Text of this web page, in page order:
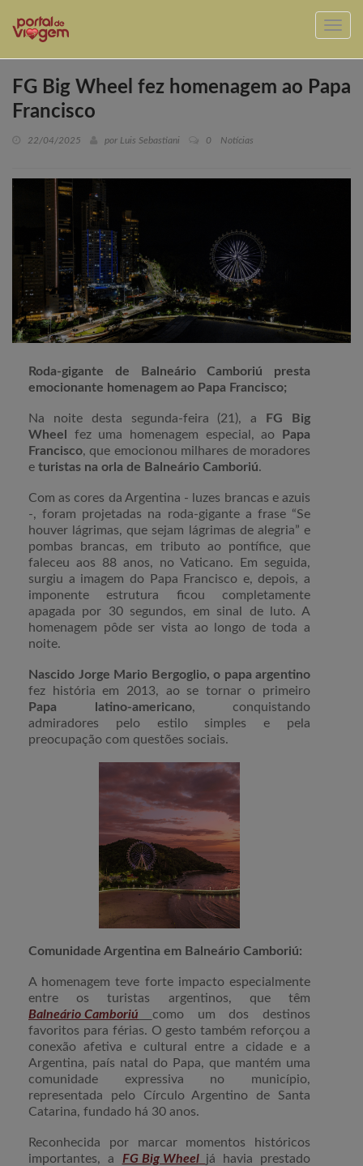
FG Big Wheel fez homenagem ao Papa
Francisco
22/04/2025 por Luis Sebastiani 0 Notícias
Roda-gigante de Balneário Camboriú presta
emocionante homenagem ao Papa Francisco;
Na noite desta segunda-feira (21), a FG Big
Wheel
fez uma homenagem especial, ao
Papa
Francisco, que emocionou milhares de moradores
e turistas na orla de Balneário Camboriú.
Com as cores da Argentina - luzes brancas e azuis
-, foram projetadas na roda-gigante a frase “Se
houver lágrimas, que sejam lágrimas de alegria” e
pombas brancas, em tributo ao pontífice, que
faleceu aos 88 anos, no Vaticano. Em seguida,
surgiu a imagem do Papa Francisco e, depois, a
imponente estrutura ficou completamente
apagada por 30 segundos, em sinal de luto. A
homenagem pôde ser vista ao longo de toda a
noite.
Nascido Jorge Mario Bergoglio, o papa argentino
fez história em 2013, ao se tornar o primeiro
Papa latino-americano, conquistando
admiradores pelo estilo simples e pela
preocupação com questões sociais.
Comunidade Argentina em Balneário Camboriú:
A homenagem teve forte impacto especialmente
entre os turistas argentinos, que têm
Balneário Camboriú
como um dos destinos
favoritos para férias. O gesto também reforçou a
conexão afetiva e cultural entre a cidade e a
Argentina, país natal do Papa, que mantém uma
comunidade expressiva no município,
representada pelo Círculo Argentino de Santa
Catarina, fundado há 30 anos.
Reconhecida por marcar momentos históricos
importantes, a FG Big Wheel já havia prestado